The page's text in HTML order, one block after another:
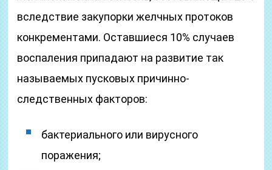
вследствие закупорки желчных протоков
конкрементами. Оставшиеся 10% случаев
воспаления припадают на развитие так
называемых пусковых причинно-
следственных факторов:
бактериального или вирусного
поражения;